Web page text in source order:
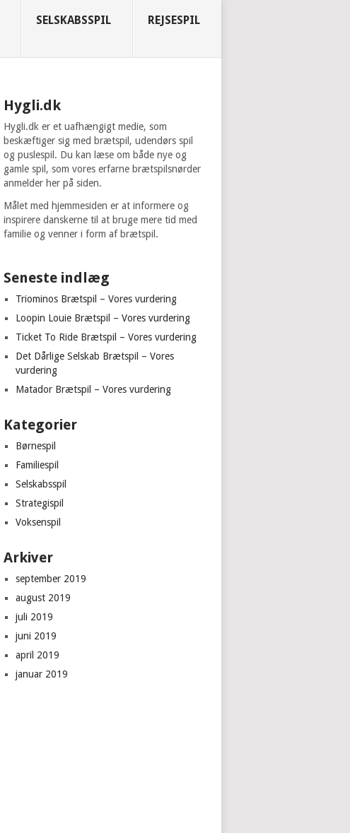
SELSKABSSPIL REJSESPIL
Hygli.dk
Hygli.dk er et uafhængigt medie, som
beskæftiger sig med brætspil, udendørs spil
og puslespil. Du kan læse om både nye og
gamle spil, som vores erfarne brætspilsnørder
anmelder her på siden.
Målet med hjemmesiden er at informere og
inspirere danskerne til at bruge mere tid med
familie og venner i form af brætspil.
Seneste indlæg
Triominos Brætspil – Vores vurdering
Loopin Louie Brætspil – Vores vurdering
Ticket To Ride Brætspil – Vores vurdering
Det Dårlige Selskab Brætspil – Vores
vurdering
Matador Brætspil – Vores vurdering
Kategorier
Børnespil
Familiespil
Selskabsspil
Strategispil
Voksenspil
Arkiver
september 2019
august 2019
juli 2019
juni 2019
april 2019
januar 2019